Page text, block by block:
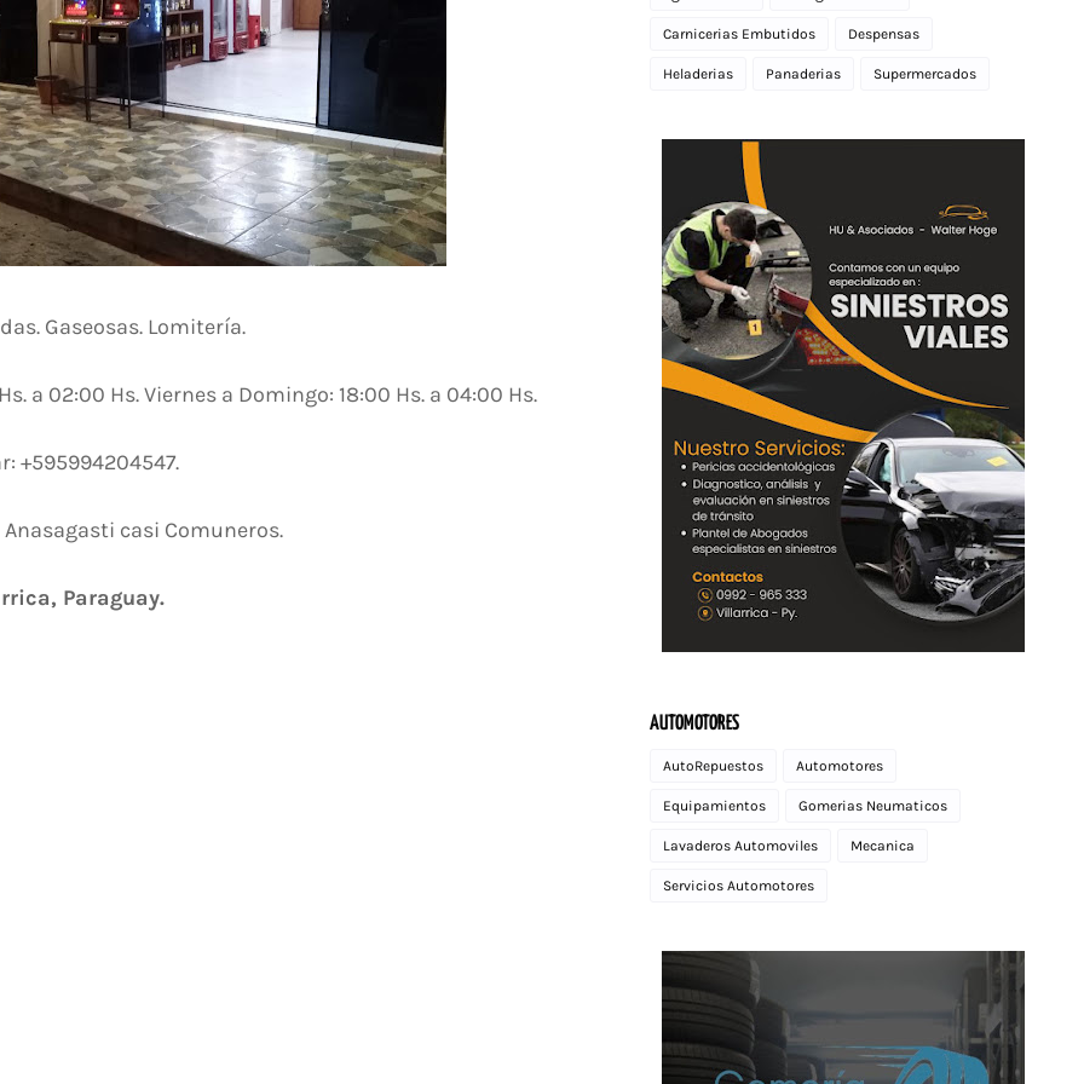
Gaseosas. Lomitería.
a 02:00 Hs. Viernes a Domingo: 18:00 Hs. a 04:00 Hs.
+595994204547.
Anasagasti casi Comuneros.
Paraguay.
Carnicerias Embutidos Despensas
Heladerias Panaderias Supermercados
AUTOMOTORES
AutoRepuestos Automotores
Equipamientos Gomerias Neumaticos
Lavaderos Automoviles Mecanica
Servicios Automotores